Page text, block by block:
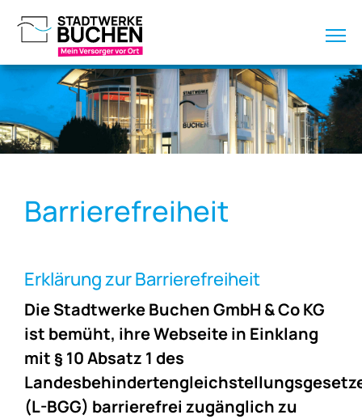
Barrierefreiheit
Erklärung zur Barrierefreiheit
Die Stadtwerke Buchen GmbH & Co KG
ist bemüht, ihre Webseite in Einklang
mit § 10 Absatz 1 des
(L-BGG) barrierefrei zugänglich zu